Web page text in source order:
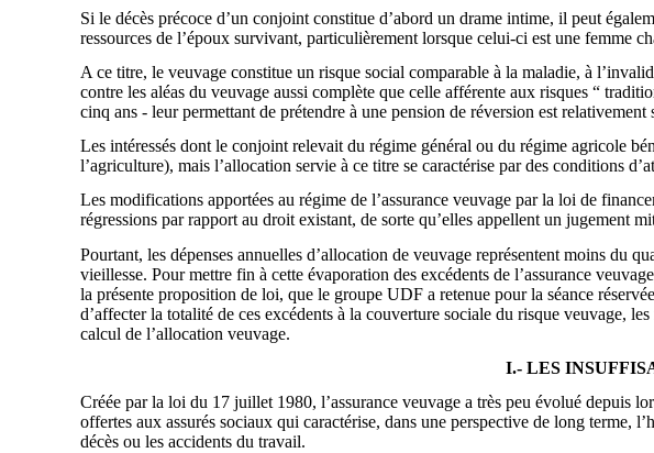
Si le décès précoce d’un conjoint constitue d’abord un drame intime, il peut
ressources de l’époux survivant, particulièrement lorsque celui-ci est une femme
A ce titre, le veuvage constitue un risque social comparable à la maladie, à
contre les aléas du veuvage aussi complète que celle afférente aux risques “
cinq ans - leur permettant de prétendre à une pension de réversion est
Les intéressés dont le conjoint relevait du régime général ou du régime agricole
l’agriculture), mais l’allocation servie à ce titre se caractérise par des conditions
Les modifications apportées au régime de l’assurance veuvage par la loi de
régressions par rapport au droit existant, de sorte qu’elles appellent un jugement
Pourtant, les dépenses annuelles d’allocation de veuvage représentent moins du
vieillesse. Pour mettre fin à cette évaporation des excédents de l’assurance
la présente proposition de loi, que le groupe UDF a retenue pour la séance
d’affecter la totalité de ces excédents à la couverture sociale du risque veuvage,
calcul de l’allocation veuvage.
I.- LES
Créée par la loi du 17 juillet 1980, l’assurance veuvage a très peu évolué depuis
offertes aux assurés sociaux qui caractérise, dans une perspective de long terme,
décès ou les accidents du travail.